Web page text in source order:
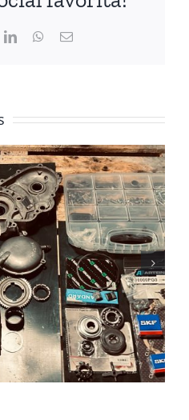
LinkedInWhatsApp
Correo
tutorial cambio
Vespa